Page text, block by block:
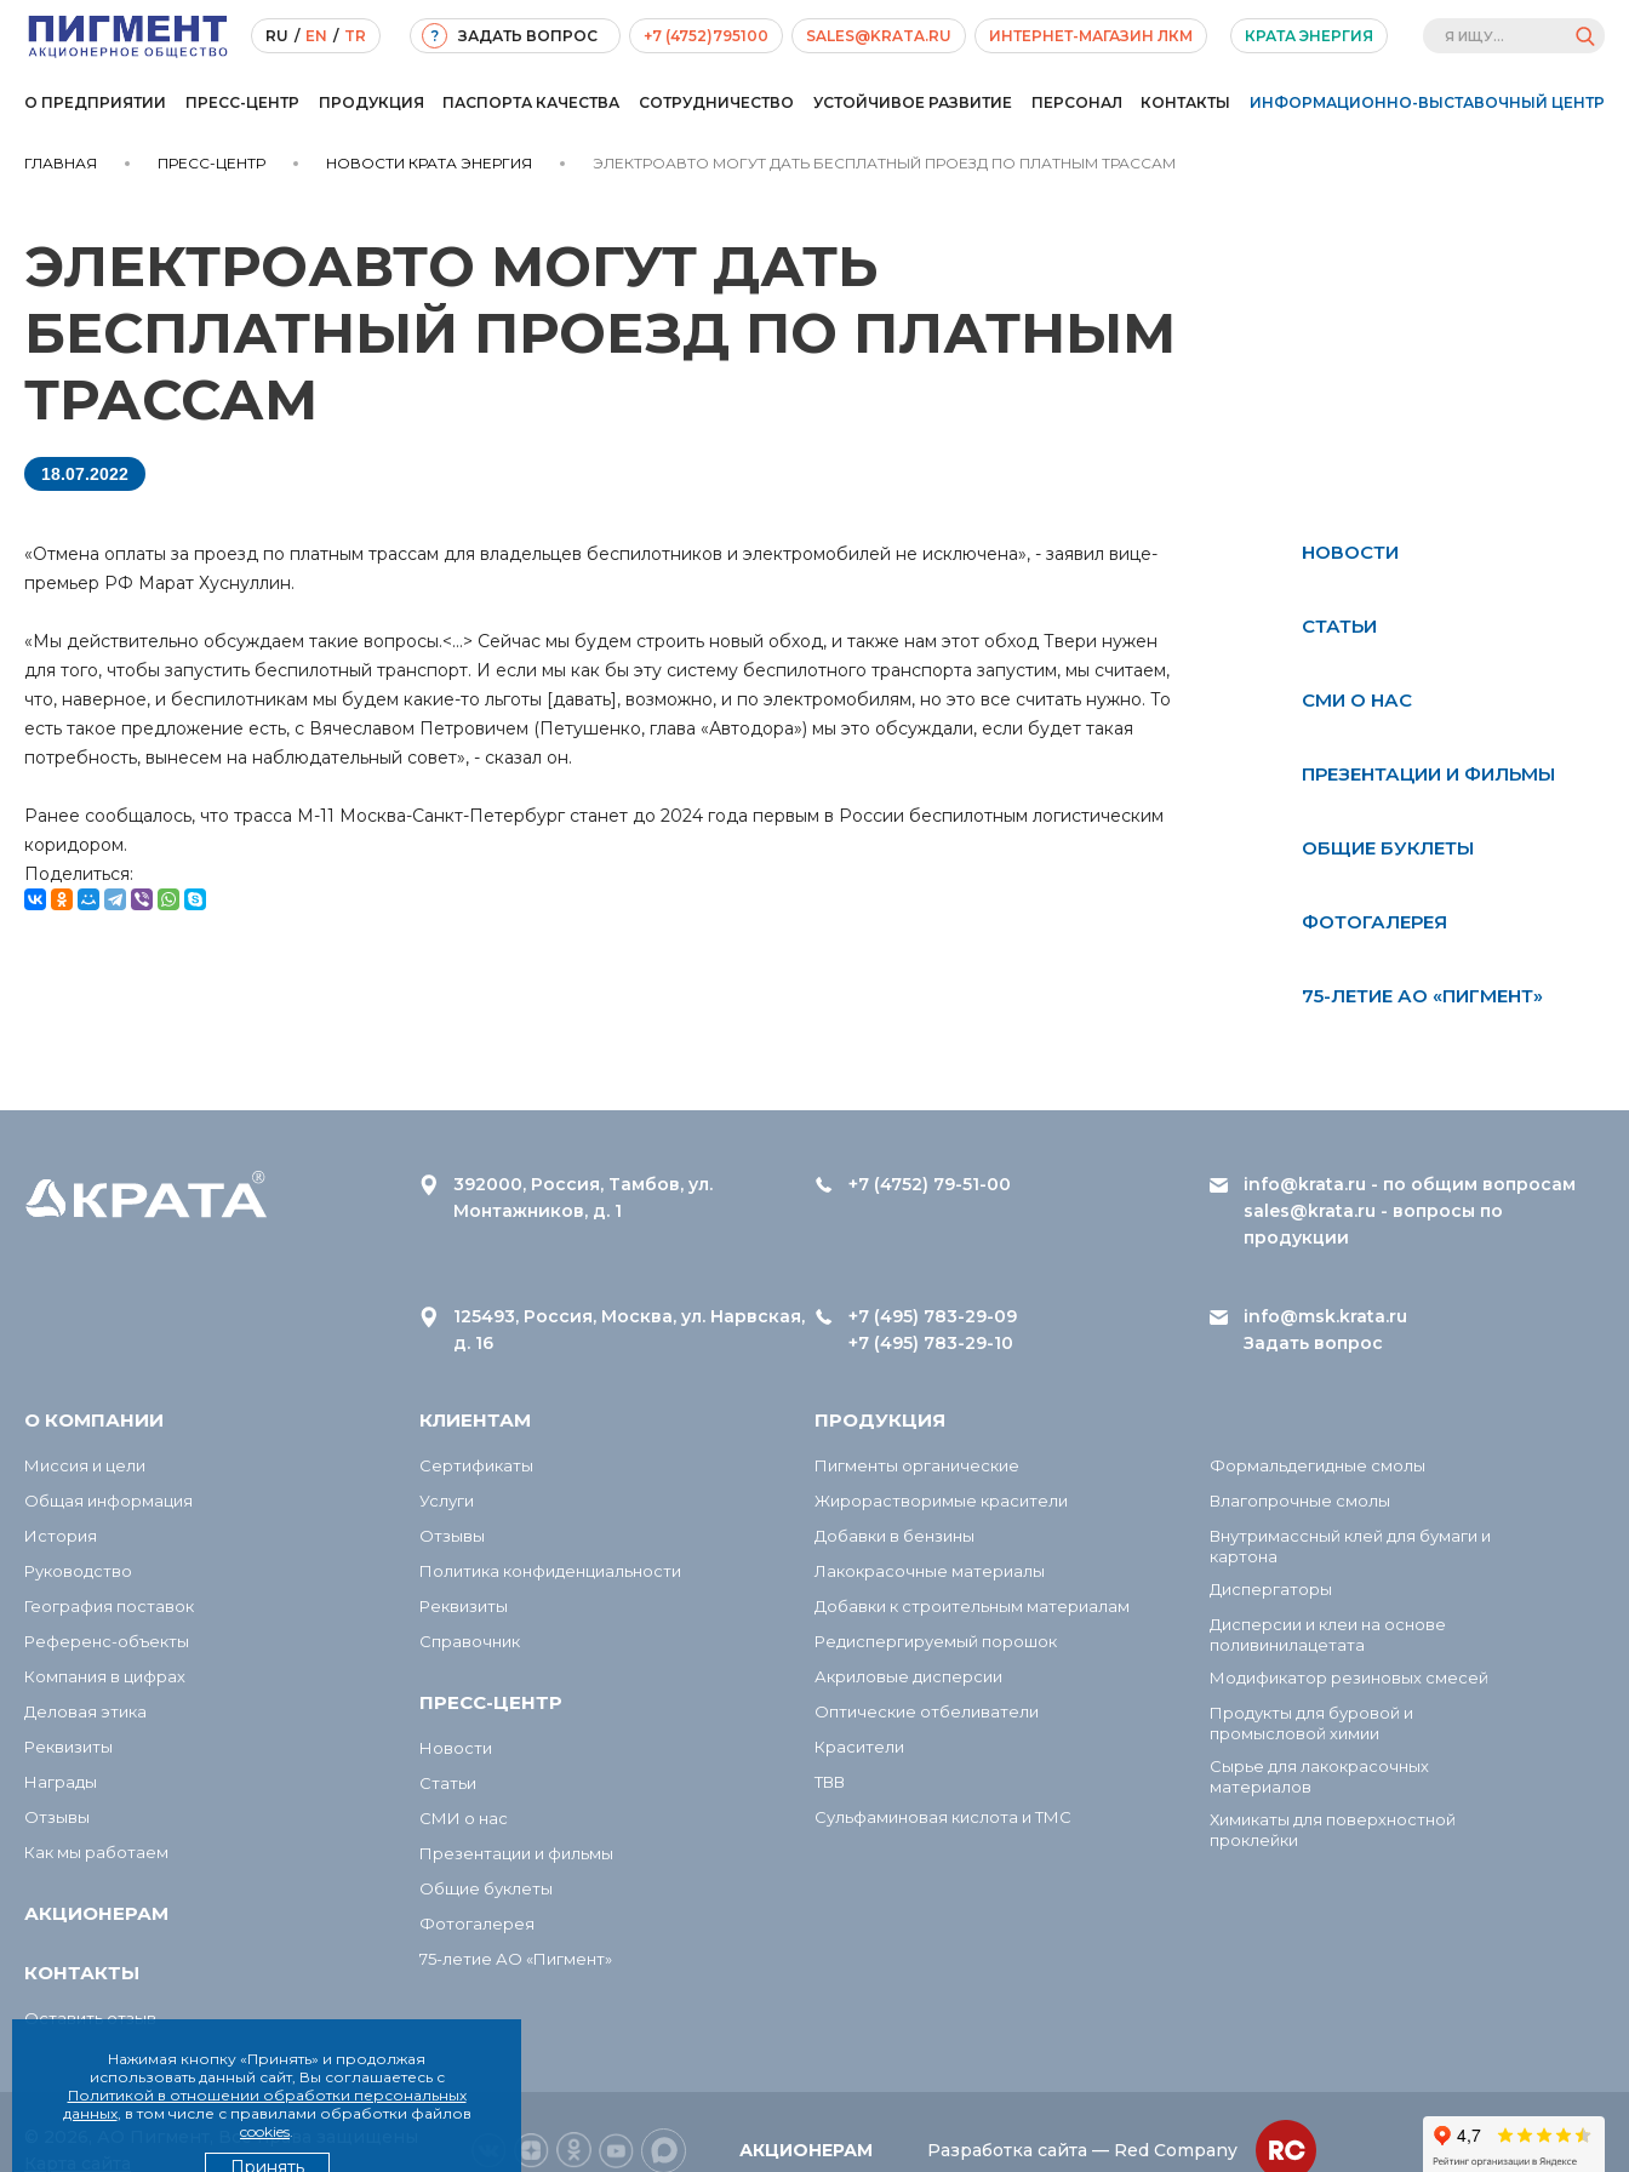
RU / EN / TR ? ЗАДАТЬ ВОПРОС +7 (4752)795100 SALES@KRATA.RU ИНТЕРНЕТ-МАГАЗИН ЛКМ КРАТА ЭНЕРГИЯ
О ПРЕДПРИЯТИИ ПРЕСС-ЦЕНТР ПРОДУКЦИЯ ПАСПОРТА КАЧЕСТВА СОТРУДНИЧЕСТВО УСТОЙЧИВОЕ РАЗВИТИЕ ПЕРСОНАЛ КОНТАКТЫ ИНФОРМАЦИОННО-ВЫСТАВОЧНЫЙ ЦЕНТР
ГЛАВНАЯ ПРЕСС-ЦЕНТР НОВОСТИ КРАТА ЭНЕРГИЯ ЭЛЕКТРОАВТО МОГУТ ДАТЬ БЕСПЛАТНЫЙ ПРОЕЗД ПО ПЛАТНЫМ ТРАССАМ
ЭЛЕКТРОАВТО МОГУТ ДАТЬ
БЕСПЛАТНЫЙ ПРОЕЗД ПО ПЛАТНЫМ
ТРАССАМ
18.07.2022
«Отмена оплаты за проезд по платным трассам для владельцев беспилотников и электромобилей не исключена», - заявил вице-
премьер РФ Марат Хуснуллин.
«Мы действительно обсуждаем такие вопросы.<…> Сейчас мы будем строить новый обход, и также нам этот обход Твери нужен
для того, чтобы запустить беспилотный транспорт. И если мы как бы эту систему беспилотного транспорта запустим, мы считаем,
что, наверное, и беспилотникам мы будем какие-то льготы [давать], возможно, и по электромобилям, но это все считать нужно. То
есть такое предложение есть, с Вячеславом Петровичем (Петушенко, глава «Автодора») мы это обсуждали, если будет такая
потребность, вынесем на наблюдательный совет», - сказал он.
Ранее сообщалось, что трасса М-11 Москва-Санкт-Петербург станет до 2024 года первым в России беспилотным логистическим
коридором.
Поделиться:
НОВОСТИ
СТАТЬИ
СМИ О НАС
ПРЕЗЕНТАЦИИ И ФИЛЬМЫ
ОБЩИЕ БУКЛЕТЫ
ФОТОГАЛЕРЕЯ
75-ЛЕТИЕ АО «ПИГМЕНТ»
392000, Россия, Тамбов, ул.
Монтажников, д. 1
+7 (4752) 79-51-00 info@krata.ru - по общим вопросам
sales@krata.ru - вопросы по
продукции
125493, Россия, Москва, ул. Нарвская,
д. 16
+7 (495) 783-29-09
+7 (495) 783-29-10
info@msk.krata.ru
Задать вопрос
О КОМПАНИИ
Миссия и цели
Общая информация
История
Руководство
География поставок
Референс-объекты
Компания в цифрах
Деловая этика
Реквизиты
Награды
Отзывы
Как мы работаем
АКЦИОНЕРАМ
КОНТАКТЫ
Оставить отзыв
КЛИЕНТАМ
Сертификаты
Услуги
Отзывы
Политика конфиденциальности
Реквизиты
Справочник
ПРЕСС-ЦЕНТР
Новости
Статьи
СМИ о нас
Презентации и фильмы
Общие буклеты
Фотогалерея
75-летие АО «Пигмент»
ПРОДУКЦИЯ
Пигменты органические
Жирорастворимые красители
Добавки в бензины
Лакокрасочные материалы
Добавки к строительным материалам
Редиспергируемый порошок
Акриловые дисперсии
Оптические отбеливатели
Красители
ТВВ
Сульфаминовая кислота и ТМС
Формальдегидные смолы
Влагопрочные смолы
Внутримассный клей для бумаги и
картона
Диспергаторы
Дисперсии и клеи на основе
поливинилацетата
Модификатор резиновых смесей
Продукты для буровой и
промысловой химии
Сырье для лакокрасочных
материалов
Химикаты для поверхностной
проклейки
© 2026, АО Пигмент, Все права защищены
АКЦИОНЕРАМ Разработка сайта — Red Company
Нажимая кнопку «Принять» и продолжая
использовать данный сайт, Вы соглашаетесь с
Политикой в отношении обработки персональных
данных, в том числе с правилами обработки файлов
cookies.
Принять